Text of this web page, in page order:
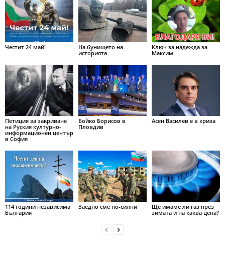
Честит 24 май!
На бунището на
историята
Ключ за надежда за
Максим
Петиция за закриване
на Руския културно-
информационен център
в София
Бойко Борисов в
Пловдив
Асен Василев е в криза
114 години независима
България
Заедно сме по-силни
Ще имаме ли газ през
зимата и на каква цена?